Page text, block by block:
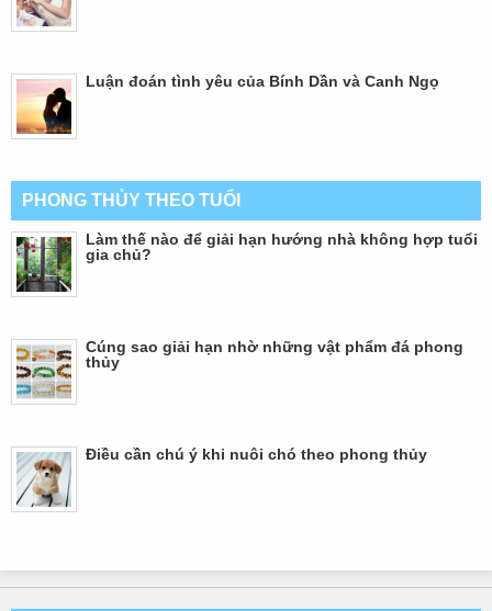
Luận đoán tình yêu của Bính Dần và Canh Ngọ
PHONG THỦY THEO TUỔI
Làm thế nào để giải hạn hướng nhà không hợp tuổi
gia chủ?
Cúng sao giải hạn nhờ những vật phẩm đá phong
thủy
Điều cần chú ý khi nuôi chó theo phong thủy